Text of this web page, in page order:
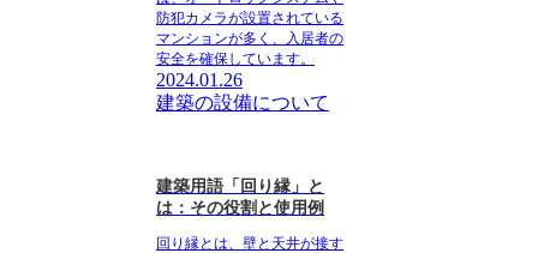
防犯カメラが設置されている
マンションが多く、入居者の
安全を確保しています。
2024.01.26
建築の設備について
建築用語「回り縁」と
は：その役割と使用例
回り縁とは、壁と天井が接す